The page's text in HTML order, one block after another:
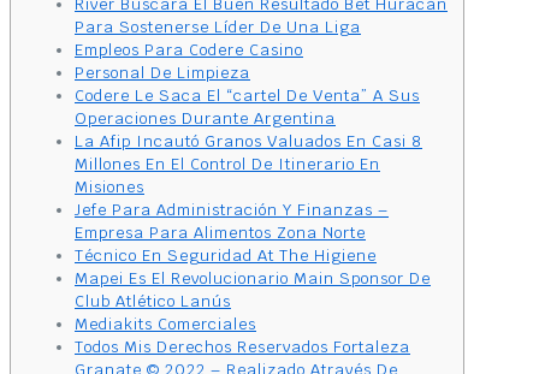
River Buscará El Buen Resultado Bet Huracán
Para Sostenerse Líder De Una Liga
Empleos Para Codere Casino
Personal De Limpieza
Codere Le Saca El “cartel De Venta” A Sus
Operaciones Durante Argentina
La Afip Incautó Granos Valuados En Casi 8
Millones En El Control De Itinerario En
Misiones
Jefe Para Administración Y Finanzas –
Empresa Para Alimentos Zona Norte
Técnico En Seguridad At The Higiene
Mapei Es El Revolucionario Main Sponsor De
Club Atlético Lanús
Mediakits Comerciales
Todos Mis Derechos Reservados Fortaleza
Granate © 2022 – Realizado Através De